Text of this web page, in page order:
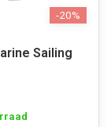
-20%
Sailing